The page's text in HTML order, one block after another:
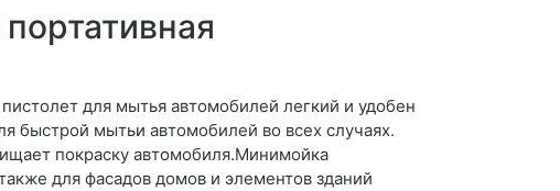
для мытья автомобилей легкий и удобен
быстрой мытьи автомобилей во всех случаях.
покраску автомобиля.Минимойка
для фасадов домов и элементов зданий